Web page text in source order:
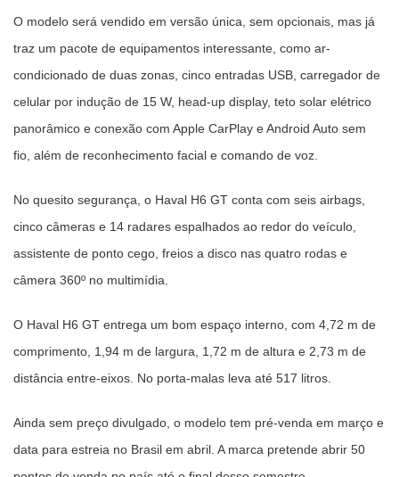
O modelo será vendido em versão única, sem opcionais, mas já
traz um pacote de equipamentos interessante, como ar-
condicionado de duas zonas, cinco entradas USB, carregador de
celular por indução de 15 W, head-up display, teto solar elétrico
panorâmico e conexão com Apple CarPlay e Android Auto sem
fio, além de reconhecimento facial e comando de voz.
No quesito segurança, o Haval H6 GT conta com seis airbags,
cinco câmeras e 14 radares espalhados ao redor do veículo,
assistente de ponto cego, freios a disco nas quatro rodas e
câmera 360º no multimídia.
O Haval H6 GT entrega um bom espaço interno, com 4,72 m de
comprimento, 1,94 m de largura, 1,72 m de altura e 2,73 m de
distância entre-eixos. No porta-malas leva até 517 litros.
Ainda sem preço divulgado, o modelo tem pré-venda em março e
data para estreia no Brasil em abril. A marca pretende abrir 50